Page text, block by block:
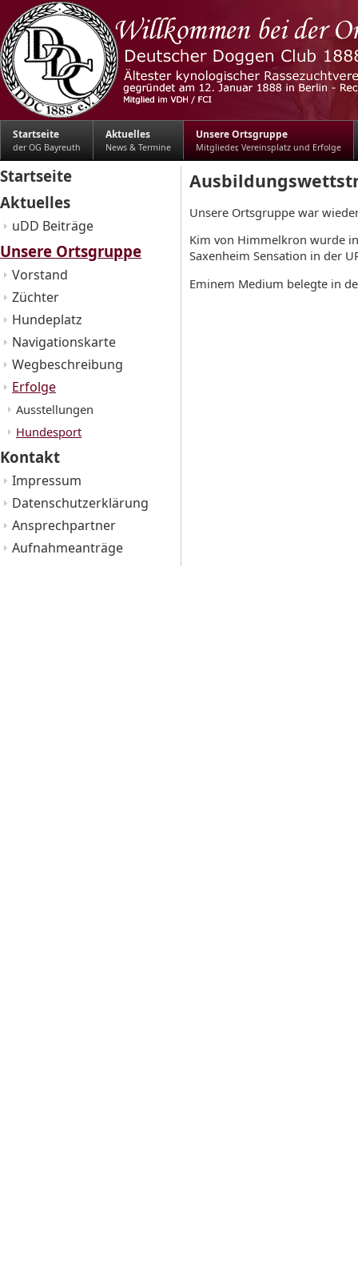
Startseite
der OG Bayreuth
Aktuelles
News & Termine
Unsere Ortsgruppe
Mitglieder, Vereinsplatz und Erfolge
Startseite
Aktuelles
uDD Beiträge
Unsere Ortsgruppe
Vorstand
Züchter
Hundeplatz
Navigationskarte
Wegbeschreibung
Erfolge
Ausstellungen
Hundesport
Kontakt
Impressum
Datenschutzerklärung
Ansprechpartner
Aufnahmeanträge
Unsere Ortsgruppe war
Kim von Himmelkron wurde
Saxenheim Sensation in der
Eminem Medium belegte in